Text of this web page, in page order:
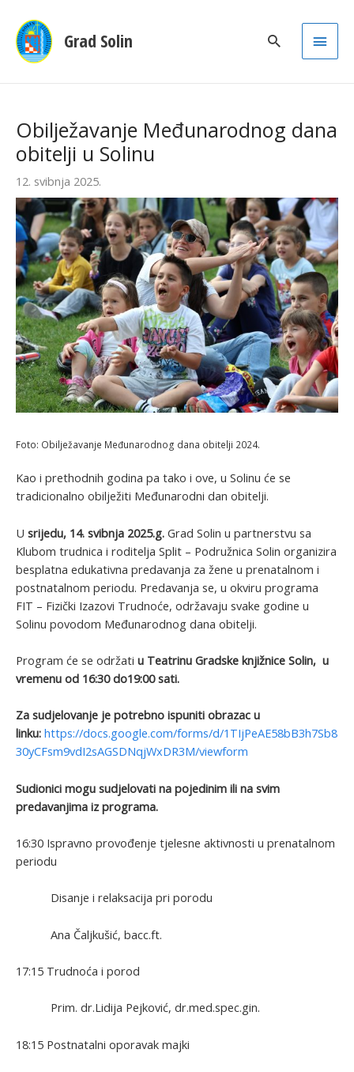
Grad Solin
Main
Obilježavanje Međunarodnog dana
obitelji u Solinu
12. svibnja 2025.
Foto: Obilježavanje Međunarodnog dana obitelji 2024.
Kao i prethodnih godina pa tako i ove, u Solinu će se
tradicionalno obilježiti Međunarodni dan obitelji.
U srijedu, 14. svibnja 2025.g. Grad Solin u partnerstvu sa
Klubom trudnica i roditelja Split – Podružnica Solin organizira
besplatna edukativna predavanja za žene u prenatalnom i
postnatalnom periodu. Predavanja se, u okviru programa
FIT – Fizički Izazovi Trudnoće, održavaju svake godine u
Solinu povodom Međunarodnog dana obitelji.
Program će se održati u Teatrinu Gradske knjižnice Solin, u
vremenu od 16:30 do19:00 sati.
Za sudjelovanje je potrebno ispuniti obrazac u
linku: https://docs.google.com/forms/d/1TIjPeAE58bB3h7Sb8
30yCFsm9vdI2sAGSDNqjWxDR3M/viewform
Sudionici mogu sudjelovati na pojedinim ili na svim
predavanjima iz programa.
16:30 Ispravno provođenje tjelesne aktivnosti u prenatalnom
periodu
Disanje i relaksacija pri porodu
Ana Čaljkušić, bacc.ft.
17:15 Trudnoća i porod
Prim. dr.Lidija Pejković, dr.med.spec.gin.
18:15 Postnatalni oporavak majki